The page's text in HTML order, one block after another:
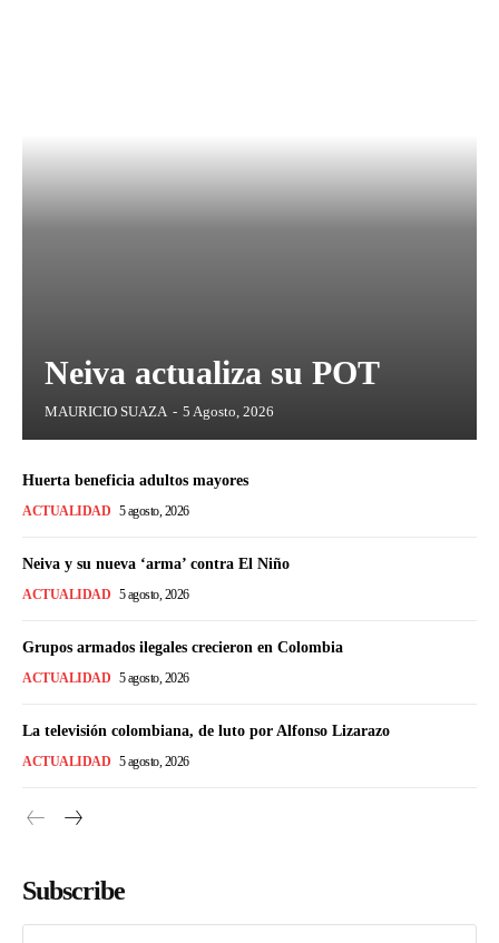
Neiva actualiza su POT
MAURICIO SUAZA - 5 Agosto, 2026
Huerta beneficia adultos mayores
ACTUALIDAD 5 agosto, 2026
Neiva y su nueva ‘arma’ contra El Niño
ACTUALIDAD 5 agosto, 2026
Grupos armados ilegales crecieron en Colombia
ACTUALIDAD 5 agosto, 2026
La televisión colombiana, de luto por Alfonso Lizarazo
ACTUALIDAD 5 agosto, 2026
Subscribe